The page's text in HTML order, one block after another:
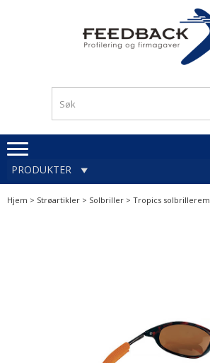
PRODUKTER
Hjem > Strøartikler > Solbriller > Tropics solbrillerem